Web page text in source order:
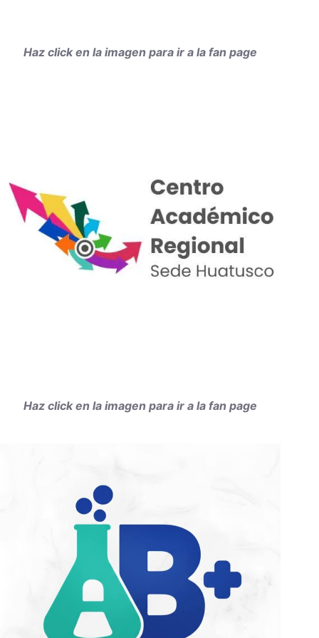
Haz click en la imagen para ir a la fan page
Haz click en la imagen para ir a la fan page